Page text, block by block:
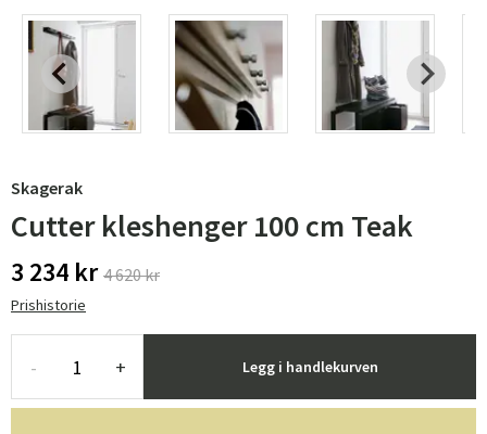
Skagerak
Cutter kleshenger 100 cm Teak
3 234 kr 4 620 kr
Prishistorie
- + Legg i handlekurven